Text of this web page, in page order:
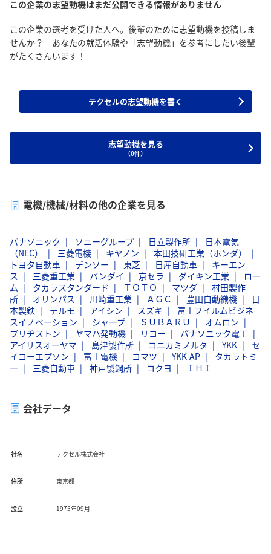
この企業の志望動機はまだ公開できる情報がありません
この企業の選考を受けた人へ。後輩のために志望動機を投稿しま
せんか？ あなたの就活体験や「志望動機」を参考にしたい後輩
がたくさんいます！
テクセルの志望動機を書く
志望動機を見る
（0件）
電機/機械/材料の他の企業を見る
パナソニック ソニーグループ 日立製作所
日本電気
（NEC）
三菱電機 キヤノン
本田技研工業（ホンダ）
トヨタ自動車
デンソー 東芝 日産自動車
キーエン
ス
三菱重工業 バンダイ 京セラ ダイキン工業
ロー
ム
タカラスタンダード ＴＯＴＯ マツダ
村田製作
所
オリンパス 川崎重工業 ＡＧＣ 豊田自動織機
日
本製鉄
テルモ アイシン スズキ
富士フイルムビジネ
スイノベーション
シャープ ＳＵＢＡＲＵ
オムロン
ブリヂストン
ヤマハ発動機 リコー
パナソニック電工
アイリスオーヤマ
島津製作所 コニカミノルタ YKK
セ
イコーエプソン
富士電機 コマツ YKK AP
タカラトミ
ー
三菱自動車 神戸製鋼所 コクヨ ＩＨＩ
会社データ
社名 テクセル株式会社
住所 東京都
設立 1975年09月